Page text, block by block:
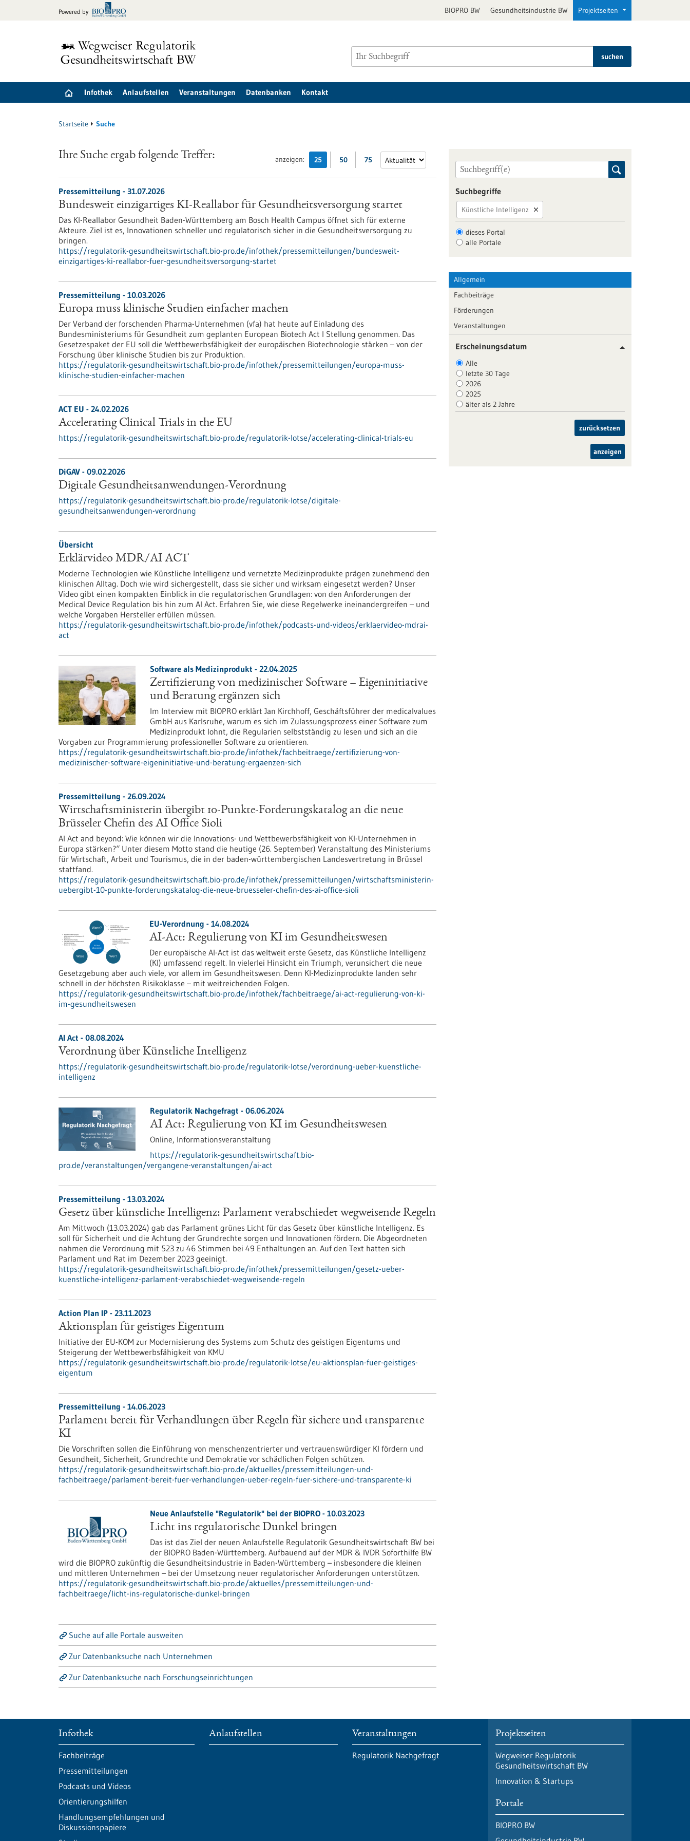
Powered by BIOPRO BW Gesundheitsindustrie BW Projektseiten
suchen
Infothek Anlaufstellen Veranstaltungen Datenbanken Kontakt
Startseite Suche
anzeigen: 25 50 75
Ihre Suche ergab folgende Treffer:
Pressemitteilung - 31.07.2026
Bundesweit einzigartiges KI-Reallabor für Gesundheits­versorgung startet
Das KI-Reallabor Gesundheit Baden-Württemberg am Bosch Health Campus öffnet sich für externe
Akteure. Ziel ist es, Innovationen schneller und regulatorisch sicher in die Gesundheitsversorgung zu
bringen.
https://regulatorik-gesundheitswirtschaft.bio-pro.de/infothek/pressemitteilungen/bundesweit-
einzigartiges-ki-reallabor-fuer-gesundheitsversorgung-startet
Pressemitteilung - 10.03.2026
Europa muss klinische Studien einfacher machen
Der Verband der forschenden Pharma-Unternehmen (vfa) hat heute auf Einladung des
Bundesministeriums für Gesundheit zum geplanten European Biotech Act I Stellung genommen. Das
Gesetzespaket der EU soll die Wettbewerbsfähigkeit der europäischen Biotechnologie stärken – von der
Forschung über klinische Studien bis zur Produktion.
https://regulatorik-gesundheitswirtschaft.bio-pro.de/infothek/pressemitteilungen/europa-muss-
klinische-studien-einfacher-machen
ACT EU - 24.02.2026
Accelerating Clinical Trials in the EU
https://regulatorik-gesundheitswirtschaft.bio-pro.de/regulatorik-lotse/accelerating-clinical-trials-eu
DiGAV - 09.02.2026
Digitale Gesundheitsanwendungen-Verordnung
https://regulatorik-gesundheitswirtschaft.bio-pro.de/regulatorik-lotse/digitale-
gesundheitsanwendungen-verordnung
Übersicht
Erklärvideo MDR/AI ACT
Moderne Technologien wie Künstliche Intelligenz und vernetzte Medizinprodukte prägen zunehmend den
klinischen Alltag. Doch wie wird sichergestellt, dass sie sicher und wirksam eingesetzt werden? Unser
Video gibt einen kompakten Einblick in die regulatorischen Grundlagen: von den Anforderungen der
Medical Device Regulation bis hin zum AI Act. Erfahren Sie, wie diese Regelwerke ineinandergreifen – und
welche Vorgaben Hersteller erfüllen müssen.
https://regulatorik-gesundheitswirtschaft.bio-pro.de/infothek/podcasts-und-videos/erklaervideo-mdrai-
act
Software als Medizinprodukt - 22.04.2025
Zertifizierung von medizinischer Software – Eigeninitiative
und Beratung ergänzen sich
Im Interview mit BIOPRO erklärt Jan Kirchhoff, Geschäftsführer der medicalvalues
GmbH aus Karlsruhe, warum es sich im Zulassungsprozess einer Software zum
Medizinprodukt lohnt, die Regularien selbstständig zu lesen und sich an die
Vorgaben zur Programmierung professioneller Software zu orientieren.
https://regulatorik-gesundheitswirtschaft.bio-pro.de/infothek/fachbeitraege/zertifizierung-von-
medizinischer-software-eigeninitiative-und-beratung-ergaenzen-sich
Pressemitteilung - 26.09.2024
Wirtschaftsministerin übergibt 10-Punkte-Forderungskatalog an die neue
Brüsseler Chefin des AI Office Sioli
AI Act and beyond: Wie können wir die Innovations- und Wettbewerbsfähigkeit von KI-Unternehmen in
Europa stärken?“ Unter diesem Motto stand die heutige (26. September) Veranstaltung des Ministeriums
für Wirtschaft, Arbeit und Tourismus, die in der baden-württembergischen Landesvertretung in Brüssel
stattfand.
https://regulatorik-gesundheitswirtschaft.bio-pro.de/infothek/pressemitteilungen/wirtschaftsministerin-
uebergibt-10-punkte-forderungskatalog-die-neue-bruesseler-chefin-des-ai-office-sioli
EU-Verordnung - 14.08.2024
AI-Act: Regulierung von KI im Gesundheitswesen
Der europäische AI-Act ist das weltweit erste Gesetz, das Künstliche Intelligenz
(KI) umfassend regelt. In vielerlei Hinsicht ein Triumph, verunsichert die neue
Gesetzgebung aber auch viele, vor allem im Gesundheitswesen. Denn KI-Medizinprodukte landen sehr
schnell in der höchsten Risikoklasse – mit weitreichenden Folgen.
https://regulatorik-gesundheitswirtschaft.bio-pro.de/infothek/fachbeitraege/ai-act-regulierung-von-ki-
im-gesundheitswesen
AI Act - 08.08.2024
Verordnung über Künstliche Intelligenz
https://regulatorik-gesundheitswirtschaft.bio-pro.de/regulatorik-lotse/verordnung-ueber-kuenstliche-
intelligenz
Regulatorik Nachgefragt - 06.06.2024
AI Act: Regulierung von KI im Gesundheitswesen
Online, Informationsveranstaltung
https://regulatorik-gesundheitswirtschaft.bio-
pro.de/veranstaltungen/vergangene-veranstaltungen/ai-act
Pressemitteilung - 13.03.2024
Gesetz über künstliche Intelligenz: Parlament verabschiedet wegweisende Regeln
Am Mittwoch (13.03.2024) gab das Parlament grünes Licht für das Gesetz über künstliche Intelligenz. Es
soll für Sicherheit und die Achtung der Grundrechte sorgen und Innovationen fördern. Die Abgeordneten
nahmen die Verordnung mit 523 zu 46 Stimmen bei 49 Enthaltungen an. Auf den Text hatten sich
Parlament und Rat im Dezember 2023 geeinigt.
https://regulatorik-gesundheitswirtschaft.bio-pro.de/infothek/pressemitteilungen/gesetz-ueber-
kuenstliche-intelligenz-parlament-verabschiedet-wegweisende-regeln
Action Plan IP - 23.11.2023
Aktionsplan für geistiges Eigentum
Initiative der EU-KOM zur Modernisierung des Systems zum Schutz des geistigen Eigentums und
Steigerung der Wettbewerbsfähigkeit von KMU
https://regulatorik-gesundheitswirtschaft.bio-pro.de/regulatorik-lotse/eu-aktionsplan-fuer-geistiges-
eigentum
Pressemitteilung - 14.06.2023
Parlament bereit für Verhandlungen über Regeln für sichere und transparente
KI
Die Vorschriften sollen die Einführung von menschenzentrierter und vertrauenswürdiger KI fördern und
Gesundheit, Sicherheit, Grundrechte und Demokratie vor schädlichen Folgen schützen.
https://regulatorik-gesundheitswirtschaft.bio-pro.de/aktuelles/pressemitteilungen-und-
fachbeitraege/parlament-bereit-fuer-verhandlungen-ueber-regeln-fuer-sichere-und-transparente-ki
Neue Anlaufstelle "Regulatorik" bei der BIOPRO - 10.03.2023
Licht ins regulatorische Dunkel bringen
Das ist das Ziel der neuen Anlaufstelle Regulatorik Gesundheitswirtschaft BW bei
der BIOPRO Baden-Württemberg. Aufbauend auf der MDR & IVDR Soforthilfe BW
wird die BIOPRO zukünftig die Gesundheitsindustrie in Baden-Württemberg – insbesondere die kleinen
und mittleren Unternehmen – bei der Umsetzung neuer regulatorischer Anforderungen unterstützen.
https://regulatorik-gesundheitswirtschaft.bio-pro.de/aktuelles/pressemitteilungen-und-
fachbeitraege/licht-ins-regulatorische-dunkel-bringen
Suche auf alle Portale ausweiten
Zur Datenbanksuche nach Unternehmen
Zur Datenbanksuche nach Forschungseinrichtungen
Suchbegriffe
Künstliche Intelligenz
dieses Portal
alle Portale
Allgemein
Fachbeiträge
Förderungen
Veranstaltungen
Erscheinungsdatum
Alle
letzte 30 Tage
2026
2025
älter als 2 Jahre
zurücksetzen
anzeigen
Infothek
Fachbeiträge
Pressemitteilungen
Podcasts und Videos
Orientierungshilfen
Handlungsempfehlungen und
Diskussionspapiere
Anlaufstellen Veranstaltungen
Regulatorik Nachgefragt
Projektseiten
Wegweiser Regulatorik
Gesundheitswirtschaft BW
Innovation & Startups
Portale
BIOPRO BW